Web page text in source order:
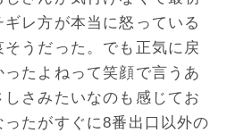
レ方が本当に怒っている
うだった。でも正気に戻
たよねって笑顔で言うあ
さみたいなのも感じてお
ったがすぐに8番出口以外の